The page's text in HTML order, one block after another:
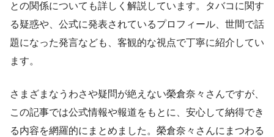
との関係についても詳しく解説しています。タバコに関す
る疑惑や、公式に発表されているプロフィール、世間で話
題になった発言なども、客観的な視点で丁寧に紹介してい
ます。
さまざまなうわさや疑問が絶えない榮倉奈々さんですが、
この記事では公式情報や報道をもとに、安心して納得でき
る内容を網羅的にまとめました。榮倉奈々さんにまつわる